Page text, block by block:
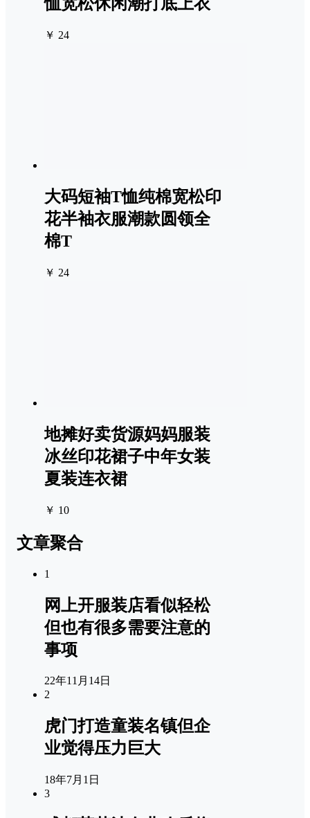
恤宽松休闲潮打底上衣
￥ 24
大码短袖T恤纯棉宽松印
花半袖衣服潮款圆领全
棉T
￥ 24
地摊好卖货源妈妈服装
冰丝印花裙子中年女装
夏装连衣裙
￥ 10
文章聚合
1
网上开服装店看似轻松
但也有很多需要注意的
事项
22年11月14日
2
虎门打造童装名镇但企
业觉得压力巨大
18年7月1日
3